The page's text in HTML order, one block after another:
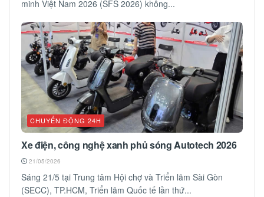
minh Việt Nam 2026 (SFS 2026) không...
CHUYỂN ĐỘNG 24H
Xe điện, công nghệ xanh phủ sóng Autotech 2026
21/05/2026
Sáng 21/5 tại Trung tâm Hội chợ và Triển lãm Sài Gòn
(SECC), TP.HCM, Triển lãm Quốc tế lần thứ...